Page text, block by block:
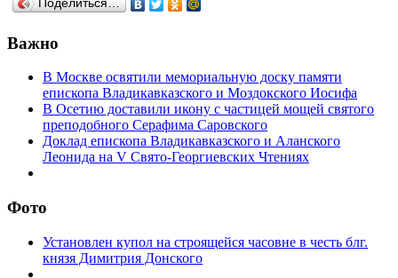
Поделиться…
Важно
В Москве освятили мемориальную доску памяти
епископа Владикавказского и Моздокского Иосифа
В Осетию доставили икону с частицей мощей святого
преподобного Серафима Саровского
Доклад епископа Владикавказского и Аланского
Леонида на V Свято-Георгиевских Чтениях
Фото
Установлен купол на строящейся часовне в честь блг.
князя Димитрия Донского